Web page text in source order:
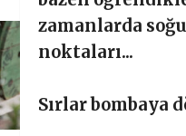
zamanlarda
noktaları...
Sırlar bombaya